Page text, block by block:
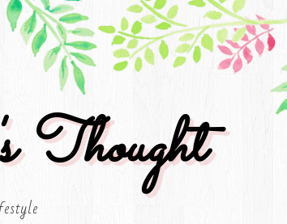
Thought